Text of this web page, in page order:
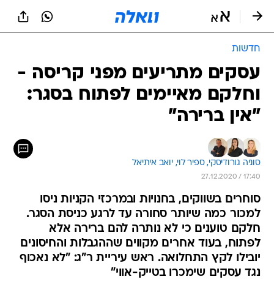
חדשות
עסקים מתריעים מפני קריסה -
וחלקם מאיימים לפתוח בסגר:
"אין ברירה"
סוניה גורודיסקי, ספיר לוי, יואב איתיאל
27.12.2020 / 17:40
סוחרים בשווקים, בחנויות ובמרכזי הקניות ניסו
למכור כמה שיותר סחורה עד לרגע כניסת הסגר.
חלקם טוענים כי לא נותרה להם ברירה אלא
לפתוח, בעוד אחרים מקווים שההגבלות והחיסונים
יובילו לקץ התחלואה. ראש עיריית ר"ג: "לא נאכוף
נגד עסקים שימכרו בטייק-אווי"